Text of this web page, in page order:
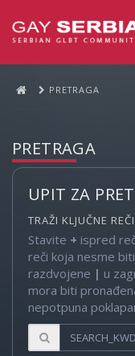
PRETRAGA
PRETRAGA
UPIT ZA
TRAŽI KLJUČNE
Stavite + ispred
reči koja nesme
razdvojene | u
mora biti
nepotpuna